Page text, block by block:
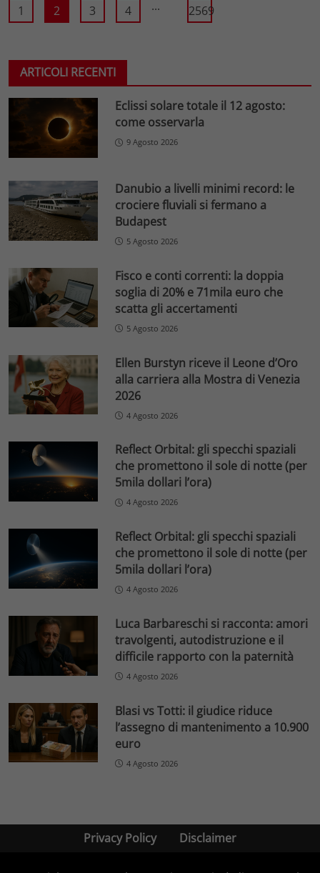
1 2 3 4 ... 2569
ARTICOLI RECENTI
Eclissi solare totale il 12 agosto:
come osservarla
9 Agosto 2026
Danubio a livelli minimi record: le
crociere fluviali si fermano a
Budapest
5 Agosto 2026
Fisco e conti correnti: la doppia
soglia di 20% e 71mila euro che
scatta gli accertamenti
5 Agosto 2026
Ellen Burstyn riceve il Leone d’Oro
alla carriera alla Mostra di Venezia
2026
4 Agosto 2026
Reflect Orbital: gli specchi spaziali
che promettono il sole di notte (per
5mila dollari l’ora)
4 Agosto 2026
Reflect Orbital: gli specchi spaziali
che promettono il sole di notte (per
5mila dollari l’ora)
4 Agosto 2026
Luca Barbareschi si racconta: amori
travolgenti, autodistruzione e il
difficile rapporto con la paternità
4 Agosto 2026
Blasi vs Totti: il giudice riduce
l’assegno di mantenimento a 10.900
euro
4 Agosto 2026
Privacy Policy Disclaimer